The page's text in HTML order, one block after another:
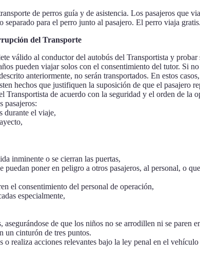
de perros guía y de asistencia. Los pasajeros que
para el perro junto al pasajero. El perro viaja gratis.
del Transporte
válido al conductor del autobús del Transportista y
pueden viajar solos con el consentimiento del tutor. Si
anteriormente, no serán transportados. En estos
hechos que justifiquen la suposición de que el pasajero
de acuerdo con la seguridad y el orden de la
pasajeros:
durante el viaje,
inminente o se cierran las puertas,
poner en peligro a otros pasajeros, al personal, o
el consentimiento del personal de operación,
especialmente,
asegurándose de que los niños no se arrodillen ni se paren
un cinturón de tres puntos.
o realiza acciones relevantes bajo la ley penal en el